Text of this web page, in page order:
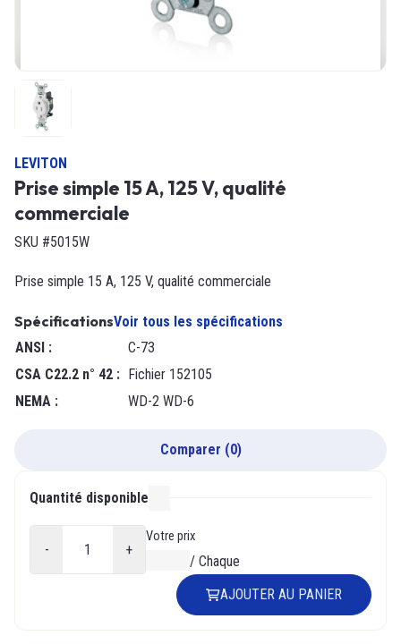
LEVITON
Prise simple 15 A, 125 V, qualité
commerciale
SKU #5015W
Prise simple 15 A, 125 V, qualité commerciale
SpécificationsVoir tous les spécifications
ANSI :
C-73
CSA C22.2 n° 42 :
Fichier 152105
NEMA : WD-2 WD-6
Comparer (0)
Quantité disponible
- +
Votre prix
/ Chaque
AJOUTER AU PANIER